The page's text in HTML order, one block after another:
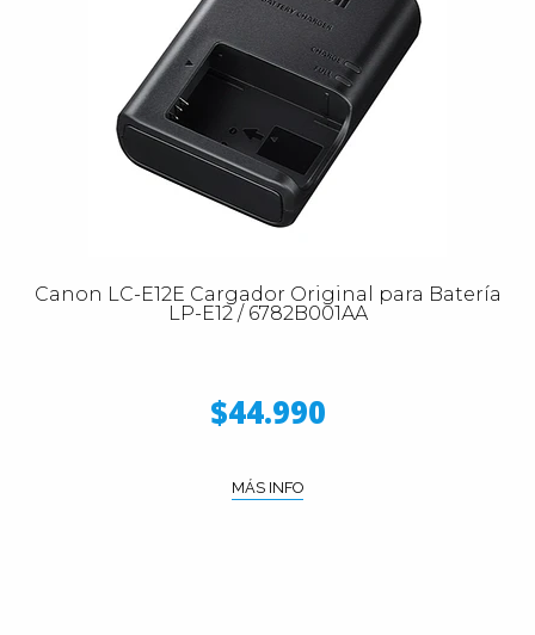
Canon LC-E12E Cargador Original para Batería
LP-E12 / 6782B001AA
$44.990
MÁS INFO